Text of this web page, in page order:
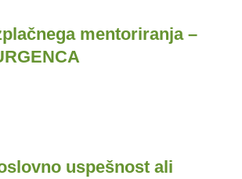
mentoriranja –
uspešnost ali